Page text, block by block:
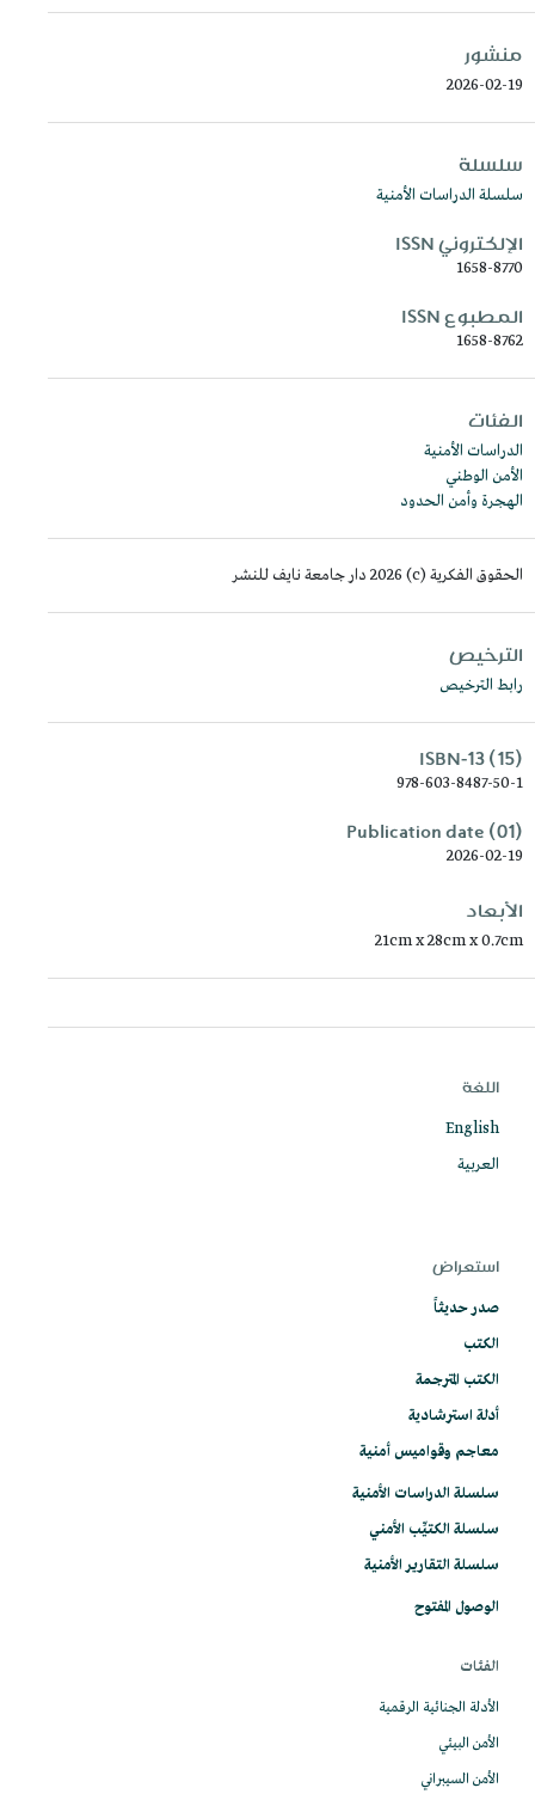
منشور
2026-02-19
سلسلة
سلسلة الدراسات الأمنية
الإلكتروني ISSN
1658-8770
المطبوع ISSN
1658-8762
الفئات
الدراسات الأمنية
الأمن الوطني
الهجرة وأمن الحدود
الحقوق الفكرية (c) 2026 دار جامعة نايف للنشر
الترخيص
رابط الترخيص
ISBN-13 (15)
978-603-8487-50-1
Publication date (01)
2026-02-19
الأبعاد
21cm x 28cm x 0.7cm
اللغة
English
العربية
استعراض
صدر حديثاً
الكتب
الكتب المترجمة
أدلة استرشادية
معاجم وقواميس أمنية
سلسلة الدراسات الأمنية
سلسلة الكتيِّب الأمني
سلسلة التقارير الأمنية
الوصول المفتوح
الفئات
الأدلة الجنائية الرقمية
الأمن البيئي
الأمن السيبراني